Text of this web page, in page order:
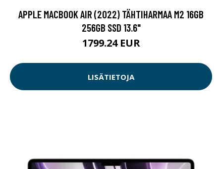
APPLE MACBOOK AIR (2022) TÄHTIHARMAA M2 16GB
256GB SSD 13.6"
1799.24 EUR
LISÄTIETOJA